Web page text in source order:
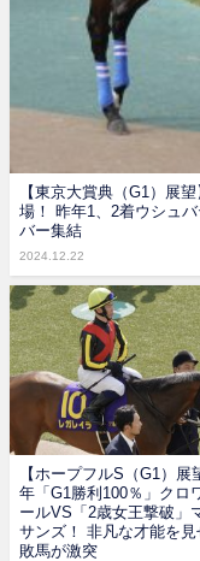
【東京大賞典（G1）展
場！ 昨年1、2着ウシュ
バー集結
2024.12.22
【ホープフルS（G1）展
年「G1勝利100％」クロ
ールVS「2歳女王撃破」
サンズ！ 非凡な才能を見
敗馬が激突